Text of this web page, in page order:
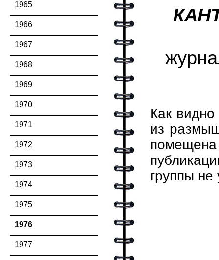
1965
1966
1967
1968
1969
1970
1971
1972
1973
1974
1975
1976
1977
Как
из
группы